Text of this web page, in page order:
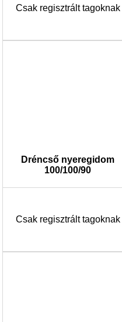
Csak regisztrált tagoknak
Dréncső nyeregidom
100/100/90
Csak regisztrált tagoknak